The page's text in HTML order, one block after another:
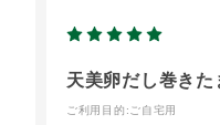
天美卵だし巻きた
ご利用目的 :ご自宅用